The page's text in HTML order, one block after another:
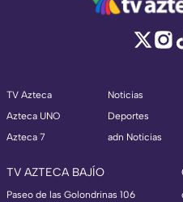
TV Azteca
Azteca UNO
Azteca 7
Noticias
Deportes
adn Noticias
TV AZTECA BAJÍO
Paseo de las Golondrinas 106